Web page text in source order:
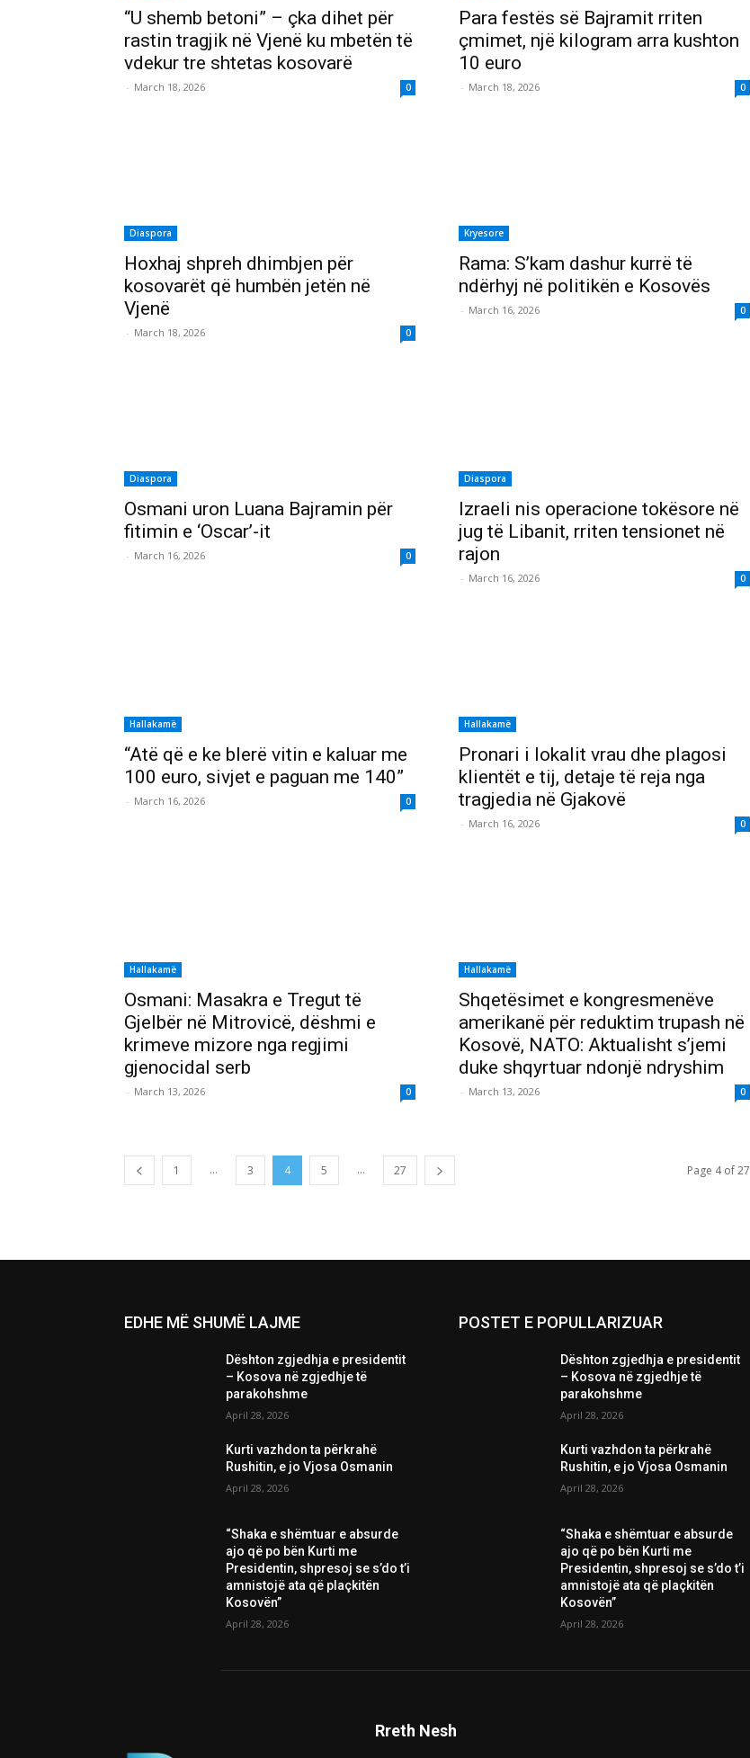
“U shemb betoni” – çka dihet për
rastin tragjik në Vjenë ku mbetën të
vdekur tre shtetas kosovarë
- March 18, 2026 0
Para festës së Bajramit rriten
çmimet, një kilogram arra kushton
10 euro
- March 18, 2026 0
Diaspora
Hoxhaj shpreh dhimbjen për
kosovarët që humbën jetën në
Vjenë
- March 18, 2026 0
Kryesore
Rama: S’kam dashur kurrë të
ndërhyj në politikën e Kosovës
- March 16, 2026 0
Diaspora
Osmani uron Luana Bajramin për
fitimin e ‘Oscar’-it
- March 16, 2026 0
Diaspora
Izraeli nis operacione tokësore në
jug të Libanit, rriten tensionet në
rajon
- March 16, 2026 0
Hallakamë
“Atë që e ke blerë vitin e kaluar me
100 euro, sivjet e paguan me 140”
- March 16, 2026 0
Hallakamë
Pronari i lokalit vrau dhe plagosi
klientët e tij, detaje të reja nga
tragjedia në Gjakovë
- March 16, 2026 0
Hallakamë
Osmani: Masakra e Tregut të
Gjelbër në Mitrovicë, dëshmi e
krimeve mizore nga regjimi
gjenocidal serb
- March 13, 2026 0
Hallakamë
Shqetësimet e kongresmenëve
amerikanë për reduktim trupash në
Kosovë, NATO: Aktualisht s’jemi
duke shqyrtuar ndonjë ndryshim
- March 13, 2026 0
1 ... 3 4 5 ... 27 Page 4 of 27
EDHE MË SHUMË LAJME
Dështon zgjedhja e presidentit
– Kosova në zgjedhje të
parakohshme
April 28, 2026
Kurti vazhdon ta përkrahë
Rushitin, e jo Vjosa Osmanin
April 28, 2026
“Shaka e shëmtuar e absurde
ajo që po bën Kurti me
Presidentin, shpresoj se s’do t’i
amnistojë ata që plaçkitën
Kosovën”
April 28, 2026
POSTET E POPULLARIZUAR
Dështon zgjedhja e presidentit
– Kosova në zgjedhje të
parakohshme
April 28, 2026
Kurti vazhdon ta përkrahë
Rushitin, e jo Vjosa Osmanin
April 28, 2026
“Shaka e shëmtuar e absurde
ajo që po bën Kurti me
Presidentin, shpresoj se s’do t’i
amnistojë ata që plaçkitën
Kosovën”
April 28, 2026
Rreth Nesh